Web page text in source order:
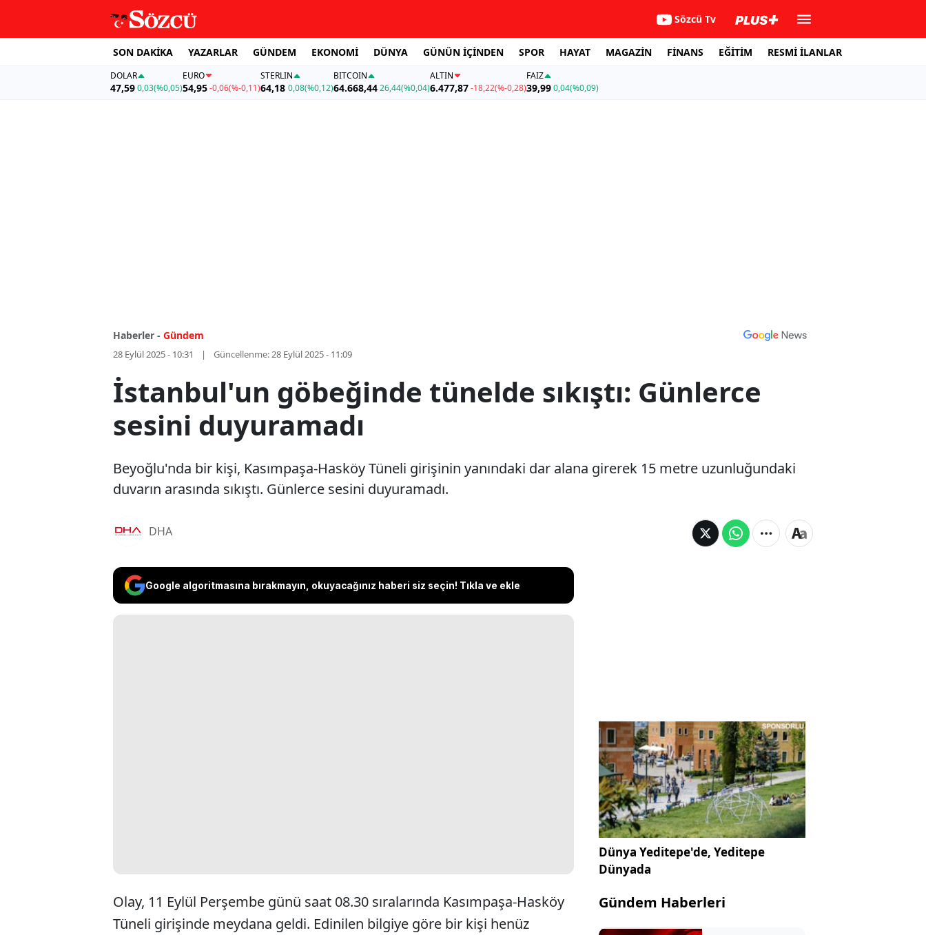
Sözcü Tv
SON DAKİKA YAZARLAR GÜNDEM EKONOMİ DÜNYA GÜNÜN İÇİNDEN SPOR HAYAT MAGAZİN FİNANS EĞİTİM RESMİ İLANLAR
DOLAR
47,590,03(%0,05)
EURO
54,95 -0,06(%-0,11)
STERLIN
64,18 0,08(%0,12)
BITCOIN
64.668,4426,44(%0,04)
ALTIN
6.477,87-18,22(%-0,28)
FAİZ
39,990,04(%0,09)
Haberler - Gündem
28 Eylül 2025 - 10:31 Güncellenme:28 Eylül 2025 - 11:09
İstanbul'un göbeğinde tünelde sıkıştı: Günlerce
sesini duyuramadı
Beyoğlu'nda bir kişi, Kasımpaşa-Hasköy Tüneli girişinin yanındaki dar alana girerek 15 metre uzunluğundaki
duvarın arasında sıkıştı. Günlerce sesini duyuramadı.
DHA
Google algoritmasına bırakmayın, okuyacağınız haberi siz seçin! Tıkla ve ekle
Olay, 11 Eylül Perşembe günü saat 08.30 sıralarında Kasımpaşa-Hasköy
Tüneli girişinde meydana geldi. Edinilen bilgiye göre bir kişi henüz
Dünya Yeditepe'de, Yeditepe
Dünyada
Gündem Haberleri